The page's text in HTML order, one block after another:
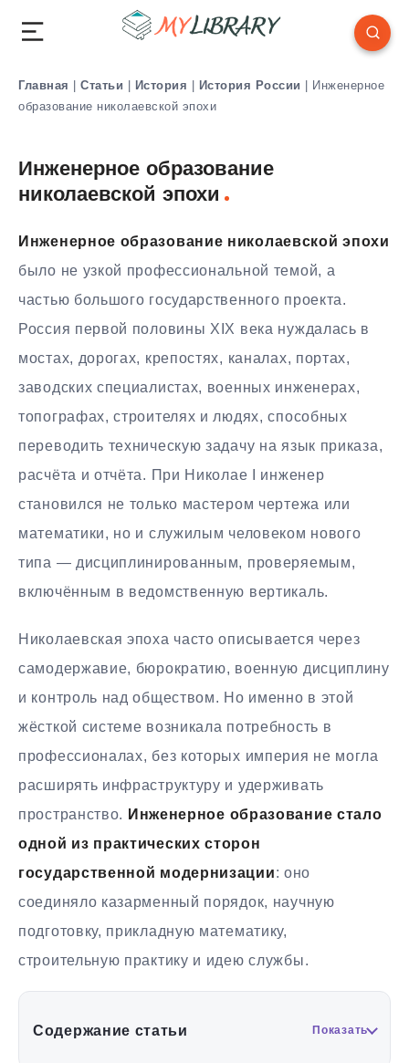
Главная | Статьи | История | История России | Инженерное
образование николаевской эпохи
Инженерное образование
николаевской эпохи
Инженерное образование николаевской эпохи
было не узкой профессиональной темой, а
частью большого государственного проекта.
Россия первой половины XIX века нуждалась в
мостах, дорогах, крепостях, каналах, портах,
заводских специалистах, военных инженерах,
топографах, строителях и людях, способных
переводить техническую задачу на язык приказа,
расчёта и отчёта. При Николае I инженер
становился не только мастером чертежа или
математики, но и служилым человеком нового
типа — дисциплинированным, проверяемым,
включённым в ведомственную вертикаль.
Николаевская эпоха часто описывается через
самодержавие, бюрократию, военную дисциплину
и контроль над обществом. Но именно в этой
жёсткой системе возникала потребность в
профессионалах, без которых империя не могла
расширять инфраструктуру и удерживать
пространство. Инженерное образование стало
одной из практических сторон
государственной модернизации: оно
соединяло казарменный порядок, научную
подготовку, прикладную математику,
строительную практику и идею службы.
Содержание статьи Показать